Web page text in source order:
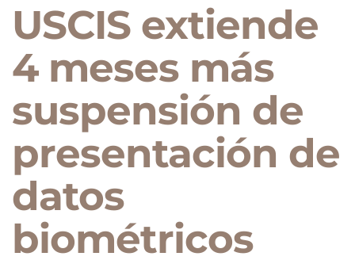
USCIS extiende
4 meses más
suspensión de
presentación de
datos
biométricos